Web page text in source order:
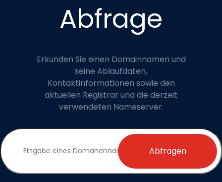
Abfrage
Erkunden Sie einen Domainnamen und
seine Ablaufdaten,
Kontaktinformationen sowie den
aktuellen Registrar und die derzeit
verwendeten Nameserver.
Abfragen